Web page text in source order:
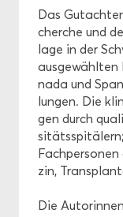
Das
cher­che und
la­ge in der
na­da und
lun­gen. Die
gen durch
zin,
Die